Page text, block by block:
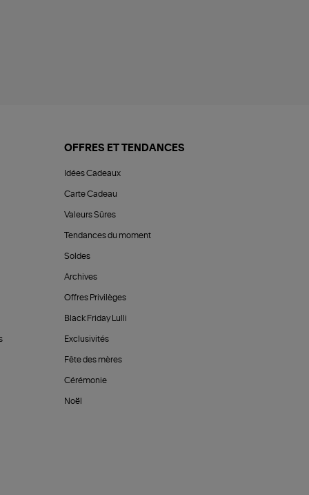
OFFRES ET TENDANCES
Idées Cadeaux
Carte Cadeau
Valeurs Sûres
Tendances du moment
Soldes
Archives
Offres Privilèges
Black Friday Lulli
Exclusivités
Fête des mères
Cérémonie
Noël